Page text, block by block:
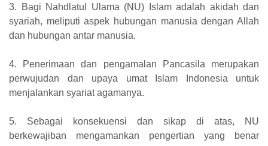
3. Bagi Nahdlatul Ulama (NU) Islam adalah akidah dan
syariah, meliputi aspek hubungan manusia dengan Allah
dan hubungan antar manusia.
4. Penerimaan dan pengamalan Pancasila merupakan
perwujudan dan upaya umat Islam Indonesia untuk
menjalankan syariat agamanya.
5. Sebagai konsekuensi dan sikap di atas, NU
berkewajiban mengamankan pengertian yang benar